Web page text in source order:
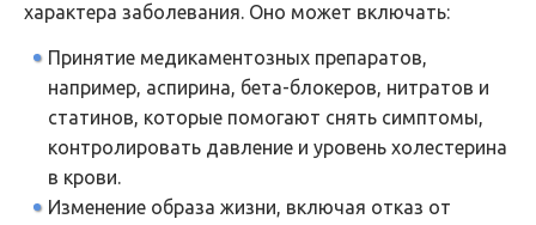
характера заболевания. Оно может включать:
Принятие медикаментозных препаратов,
например, аспирина, бета-блокеров, нитратов и
статинов, которые помогают снять симптомы,
контролировать давление и уровень холестерина
в крови.
Изменение образа жизни, включая отказ от